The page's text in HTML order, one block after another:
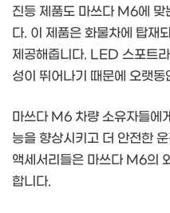
진등 제품도 마쓰다 M6에 맞
다. 이 제품은 화물차에 탑재
제공해줍니다. LED 스포트
성이 뛰어나기 때문에 오랫
마쓰다 M6 차량 소유자들에
능을 향상시키고 더 안전한
액세서리들은 마쓰다 M6의
합니다.